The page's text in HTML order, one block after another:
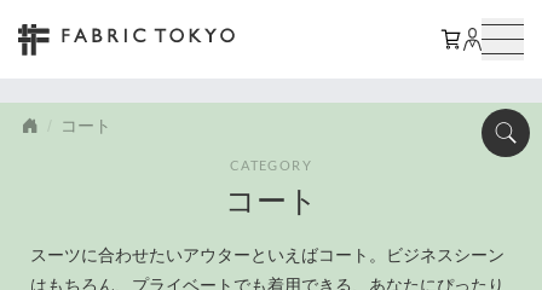
コート
CATEGORY
コート
スーツに合わせたいアウターといえばコート。ビジネスシーン
はもちろん、プライベートでも着用できる、あなたにぴったり